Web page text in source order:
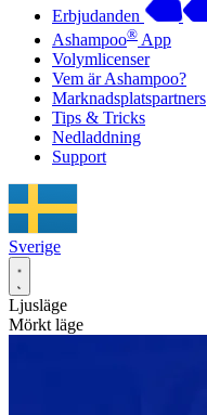
Erbjudanden
Ashampoo® App
Volymlicenser
Vem är Ashampoo?
Marknadsplatspartners
Tips & Tricks
Nedladdning
Support
Sverige
Ljusläge
Mörkt läge